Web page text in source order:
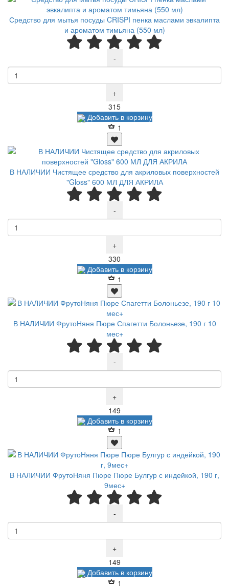
Средство для мытья посуды CRISPI пенка маслами эвкалипта
и ароматом тимьяна (550 мл)
-
+
315Р
Добавить в корзину
1
В НАЛИЧИИ Чистящее средство для акриловых поверхностей
"Gloss" 600 МЛ ДЛЯ АКРИЛА
-
+
330
Добавить в корзину
1
В НАЛИЧИИ ФрутоНяня Пюре Спагетти Болоньезе, 190 г 10
мес+
-
+
149
Добавить в корзину
1
В НАЛИЧИИ ФрутоНяня Пюре Пюре Булгур с индейкой, 190 г,
9мес+
-
+
149
Добавить в корзину
1